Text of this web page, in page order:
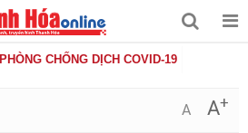
PHÒNG CHỐNG DỊCH COVID-19
A A+